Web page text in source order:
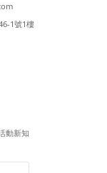
1號1樓
動新知